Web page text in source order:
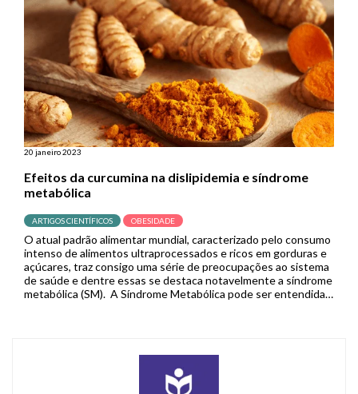
20 janeiro 2023
Efeitos da curcumina na dislipidemia e síndrome
metabólica
ARTIGOS CIENTÍFICOS OBESIDADE
O atual padrão alimentar mundial, caracterizado pelo consumo
intenso de alimentos ultraprocessados e ricos em gorduras e
açúcares, traz consigo uma série de preocupações ao sistema
de saúde e dentre essas se destaca notavelmente a síndrome
metabólica (SM). A Síndrome Metabólica pode ser entendida